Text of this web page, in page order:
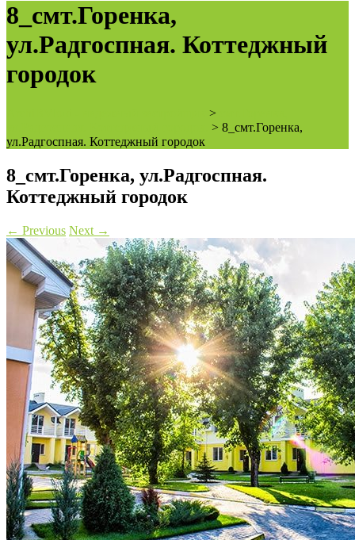
8_смт.Горенка,
ул.Радгоспная. Коттеджный
городок
>
> 8_смт.Горенка,
ул.Радгоспная. Коттеджный городок
8_смт.Горенка, ул.Радгоспная.
Коттеджный городок
← Previous Next →